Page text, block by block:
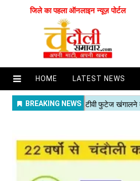
जिले का पहला ऑनलाइन न्यूज़ पोर्टल
HOME LATEST NEWS